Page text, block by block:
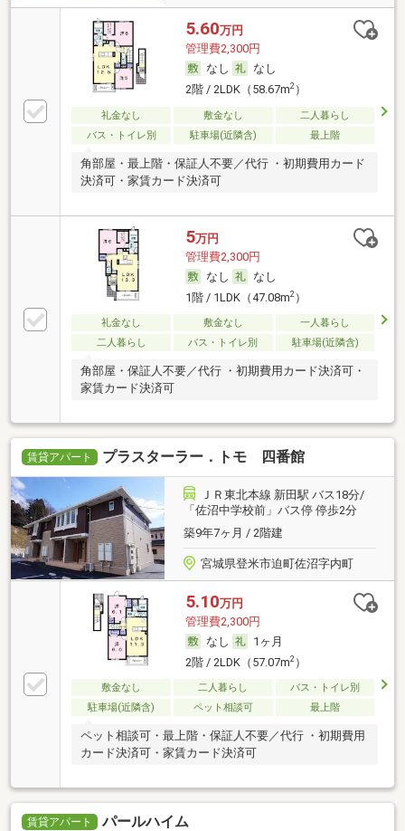
5.60万円
管理費2,300円
なし
なし
2階 / 2LDK（58.67m2）
礼金なし 敷金なし
二人暮らし
バス・トイレ別
駐車場(近隣含) 最上階
角部屋・最上階・保証人不要／代行 ・初期費用カード
決済可・家賃カード決済可
5万円
管理費2,300円
なし
なし
1階 / 1LDK（47.08m2）
礼金なし 敷金なし
一人暮らし
二人暮らし
バス・トイレ別 駐車場(近隣含)
角部屋・保証人不要／代行 ・初期費用カード決済可・
家賃カード決済可
賃貸アパート プラスターラー．トモ 四番館
ＪＲ東北本線 新田駅 バス18分/
「佐沼中学校前」バス停 停歩2分
築9年7ヶ月 / 2階建
宮城県登米市迫町佐沼字内町
5.10万円
管理費2,300円
なし
1ヶ月
2階 / 2LDK（57.07m2）
敷金なし 二人暮らし
バス・トイレ別
駐車場(近隣含)
ペット相談可 最上階
ペット相談可・最上階・保証人不要／代行 ・初期費用
カード決済可・家賃カード決済可
賃貸アパート パールハイム